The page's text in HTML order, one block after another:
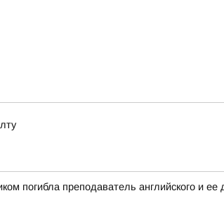
погибла преподаватель английского и ее